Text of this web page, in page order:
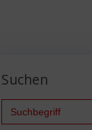
Suchen
Search
for: